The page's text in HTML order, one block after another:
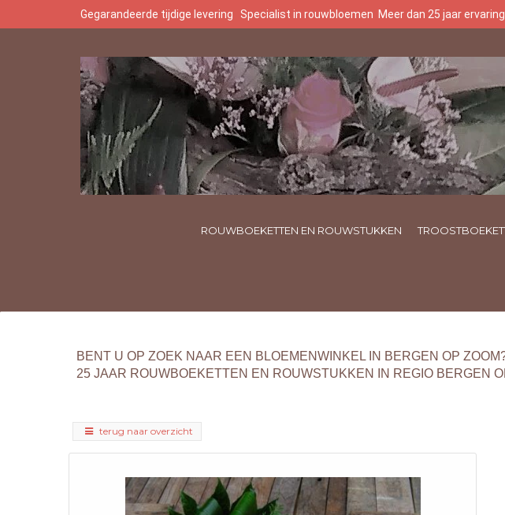
Gegarandeerde tijdige levering Specialist in rouwbloemen Meer dan 25 jaar
ROUWBOEKETTEN EN ROUWSTUKKEN
BENT U OP ZOEK NAAR EEN BLOEMENWINKEL IN BERGEN OP
25 JAAR ROUWBOEKETTEN EN ROUWSTUKKEN IN REGIO BERGEN
terug naar overzicht